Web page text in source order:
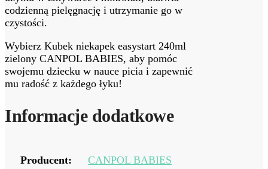
codzienną pielęgnację i utrzymanie go w
czystości.
Wybierz Kubek niekapek easystart 240ml
zielony CANPOL BABIES, aby pomóc
swojemu dziecku w nauce picia i zapewnić
mu radość z każdego łyku!
Informacje dodatkowe
Producent: CANPOL BABIES